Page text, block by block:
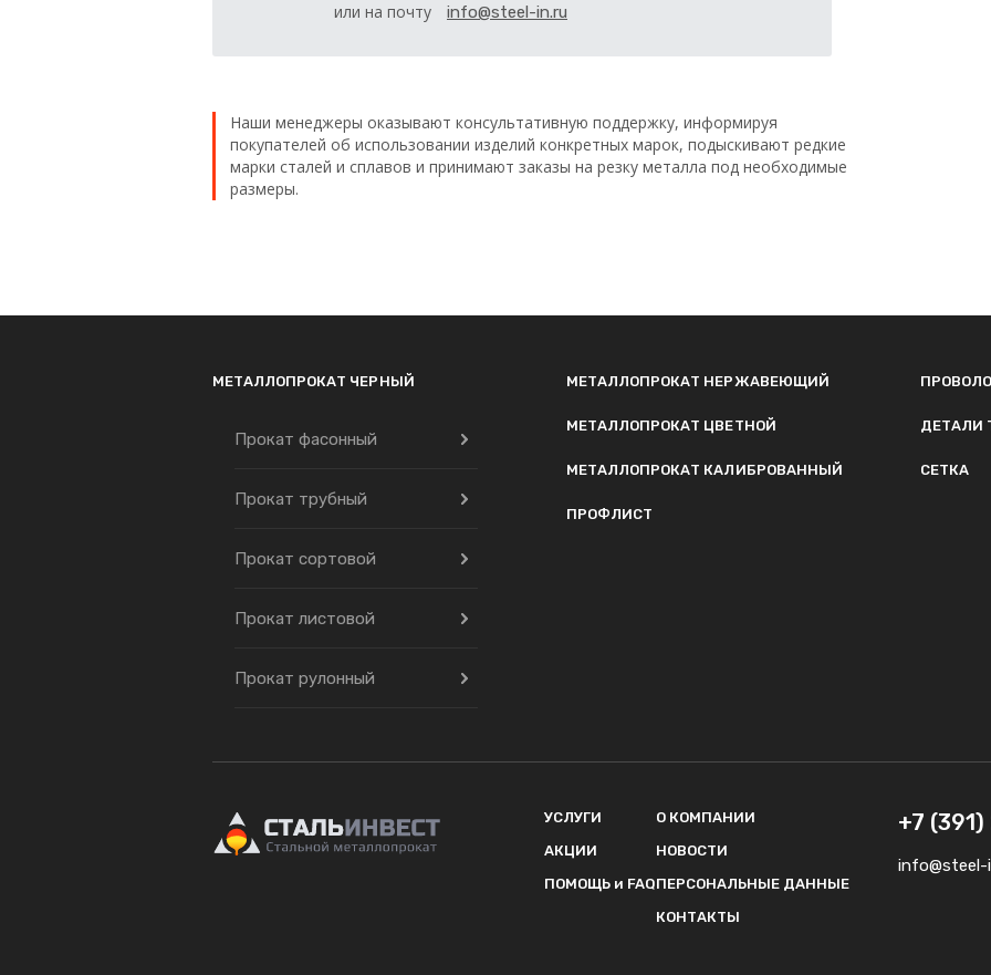
или на почту
info@steel-in.ru
Наши менеджеры оказывают консультативную поддержку, информируя
покупателей об использовании изделий конкретных марок, подыскивают редкие
марки сталей и сплавов и принимают заказы на резку металла под необходимые
размеры.
МЕТАЛЛОПРОКАТ ЧЕРНЫЙ
Прокат фасонный
Прокат трубный
Прокат сортовой
Прокат листовой
Прокат рулонный
МЕТАЛЛОПРОКАТ НЕРЖАВЕЮЩИЙ
МЕТАЛЛОПРОКАТ ЦВЕТНОЙ
МЕТАЛЛОПРОКАТ КАЛИБРОВАННЫЙ
ПРОФЛИСТ
ДЕТАЛИ
СЕТКА
УСЛУГИ
АКЦИИ
ПОМОЩЬ и FAQ
О КОМПАНИИ
НОВОСТИ
ПЕРСОНАЛЬНЫЕ ДАННЫЕ
КОНТАКТЫ
+7
info@steel-